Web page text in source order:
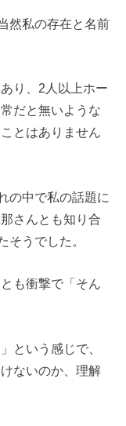
然私の存在と名前
り、2人以上ホー
だと無いような
とはありません
の中で私の話題に
さんとも知り合
そうでした。
も衝撃で「そん
という感じで、
ないのか、理解